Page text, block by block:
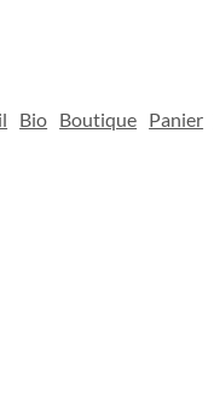
Bio Boutique Panier